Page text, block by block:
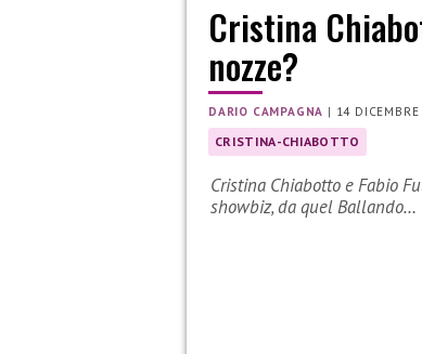
Cristina
nozze?
DARIO CAMPAGNA | 14
CRISTINA-CHIABOTTO
Cristina Chiabotto e Fabio
showbiz, da quel Ballando…